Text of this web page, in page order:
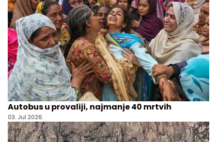
Autobus u provaliji, najmanje 40 mrtvih
03. Jul 2026.